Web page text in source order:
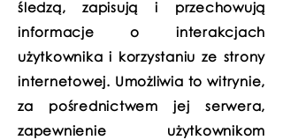
śledzą, zapisują i przechowują
informacje o interakcjach
użytkownika i korzystaniu ze strony
internetowej. Umożliwia to witrynie,
za pośrednictwem jej serwera,
zapewnienie użytkownikom